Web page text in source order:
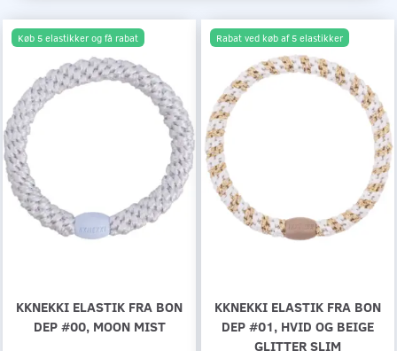
Køb 5 elastikker og få rabat
KKNEKKI ELASTIK FRA BON
DEP #00, MOON MIST
Rabat ved køb af 5 elastikker
KKNEKKI ELASTIK FRA BON
DEP #01, HVID OG BEIGE
GLITTER SLIM